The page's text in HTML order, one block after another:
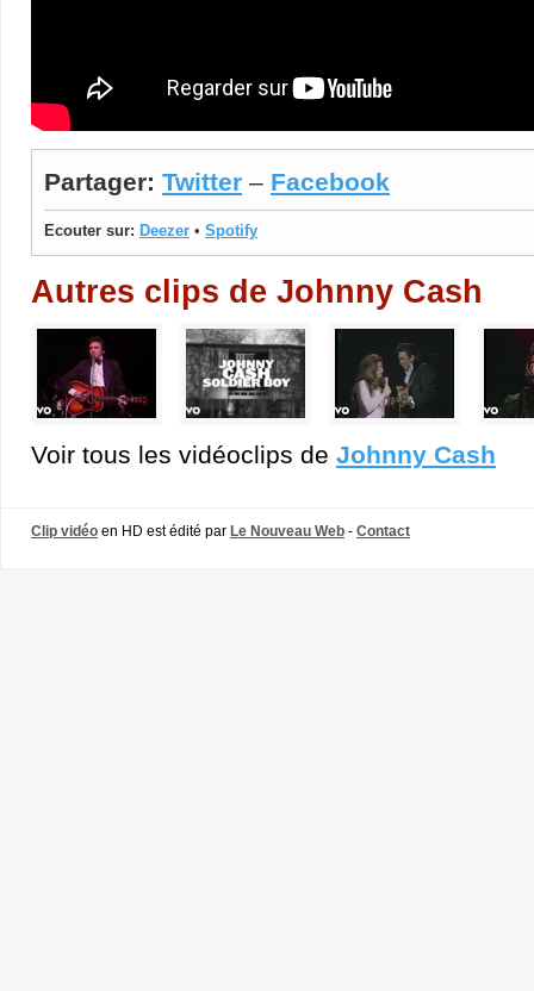
Partager: Twitter – Facebook
Ecouter sur: Deezer • Spotify
Autres clips de Johnny Cash
Voir tous les vidéoclips de Johnny Cash
Clip vidéo en HD est édité par Le Nouveau Web - Contact